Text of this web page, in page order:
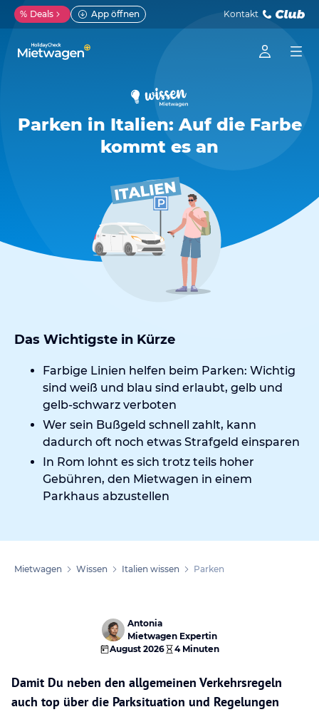
% Deals App öffnen Kontakt
Parken in Italien: Auf die Farbe
kommt es an
Das Wichtigste in Kürze
Farbige Linien helfen beim Parken: Wichtig
sind weiß und blau sind erlaubt, gelb und
gelb-schwarz verboten
Wer sein Bußgeld schnell zahlt, kann
dadurch oft noch etwas Strafgeld einsparen
In Rom lohnt es sich trotz teils hoher
Gebühren, den Mietwagen in einem
Parkhaus abzustellen
Mietwagen Wissen Italien wissen Parken
Antonia
Mietwagen Expertin
August 2026
4 Minuten
Damit Du neben den allgemeinen Verkehrsregeln
auch top über die Parksituation und Regelungen